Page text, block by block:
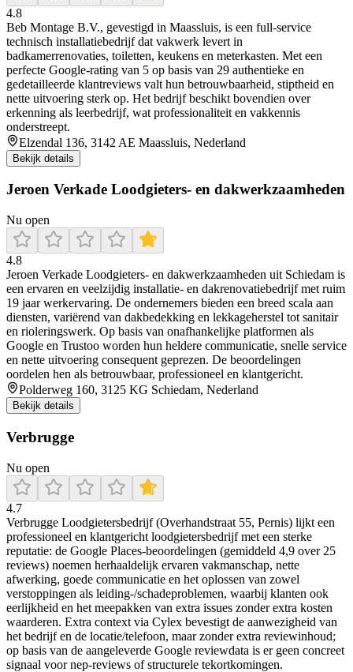
4.8
Beb Montage B.V., gevestigd in Maassluis, is een full-service
technisch installatiebedrijf dat vakwerk levert in
badkamerrenovaties, toiletten, keukens en meterkasten. Met een
perfecte Google-rating van 5 op basis van 29 authentieke en
gedetailleerde klantreviews valt hun betrouwbaarheid, stiptheid en
nette uitvoering sterk op. Het bedrijf beschikt bovendien over
erkenning als leerbedrijf, wat professionaliteit en vakkennis
onderstreept.
Elzendal 136, 3142 AE Maassluis, Nederland
Bekijk details
Jeroen Verkade Loodgieters- en dakwerkzaamheden
Nu open
4.8
Jeroen Verkade Loodgieters‑ en dakwerkzaamheden uit Schiedam is
een ervaren en veelzijdig installatie- en dakrenovatiebedrijf met ruim
19 jaar werkervaring. De ondernemers bieden een breed scala aan
diensten, variërend van dakbedekking en lekkageherstel tot sanitair
en rioleringswerk. Op basis van onafhankelijke platformen als
Google en Trustoo worden hun heldere communicatie, snelle service
en nette uitvoering consequent geprezen. De beoordelingen
oordelen hen als betrouwbaar, professioneel en klantgericht.
Polderweg 160, 3125 KG Schiedam, Nederland
Bekijk details
Verbrugge
Nu open
4.7
Verbrugge Loodgietersbedrijf (Overhandstraat 55, Pernis) lijkt een
professioneel en klantgericht loodgietersbedrijf met een sterke
reputatie: de Google Places-beoordelingen (gemiddeld 4,9 over 25
reviews) noemen herhaaldelijk ervaren vakmanschap, nette
afwerking, goede communicatie en het oplossen van zowel
verstoppingen als leiding-/schadeproblemen, waarbij klanten ook
eerlijkheid en het meepakken van extra issues zonder extra kosten
waarderen. Extra context via Cylex bevestigt de aanwezigheid van
het bedrijf en de locatie/telefoon, maar zonder extra reviewinhoud;
op basis van de aangeleverde Google reviewdata is er geen concreet
signaal voor nep-reviews of structurele tekortkomingen.